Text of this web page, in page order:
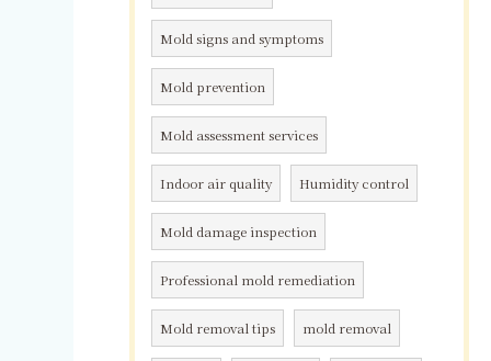
Mold signs and symptoms
Mold prevention
Mold assessment services
Indoor air quality Humidity control
Mold damage inspection
Professional mold remediation
Mold removal tips mold removal